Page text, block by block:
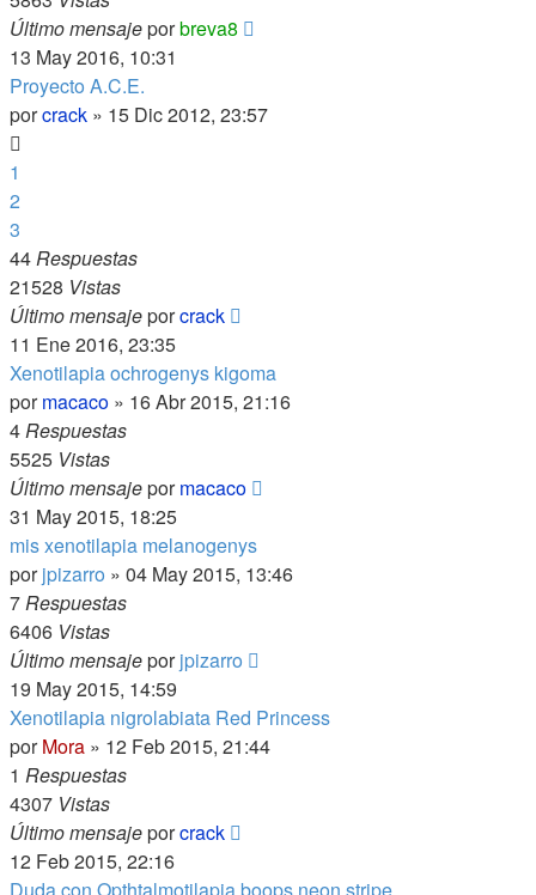
Último mensajeporbreva8
13 May 2016, 10:31
Proyecto A.C.E.
porcrack » 15 Dic 2012, 23:57
1
2
3
44Respuestas
21528 Vistas
Último mensajeporcrack
11 Ene 2016, 23:35
Xenotilapia ochrogenys kigoma
pormacaco » 16 Abr 2015, 21:16
4Respuestas
5525 Vistas
Último mensajepormacaco
31 May 2015, 18:25
mis xenotilapia melanogenys
porjpizarro » 04 May 2015, 13:46
7Respuestas
6406 Vistas
Último mensajeporjpizarro
19 May 2015, 14:59
Xenotilapia nigrolabiata Red Princess
porMora » 12 Feb 2015, 21:44
1 Respuestas
4307 Vistas
Último mensajeporcrack
12 Feb 2015, 22:16